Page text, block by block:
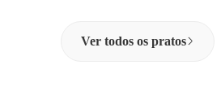
Ver todos os pratos